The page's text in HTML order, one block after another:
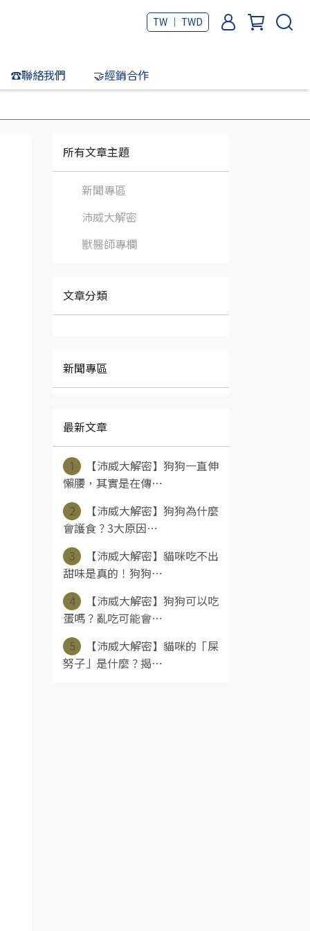
TW ｜ TWD
☎️聯絡我們 🤝經銷合作
所有文章主題
新聞專區
沛威大解密
獸醫師專欄
文章分類
新聞專區
最新文章
1
【沛威大解密】狗狗一直伸
懶腰，其實是在傳⋯
2
【沛威大解密】狗狗為什麼
會護食？3大原因⋯
3
【沛威大解密】貓咪吃不出
甜味是真的！狗狗⋯
4
【沛威大解密】狗狗可以吃
蛋嗎？亂吃可能會⋯
5
【沛威大解密】貓咪的「屎
努子」是什麼？揭⋯